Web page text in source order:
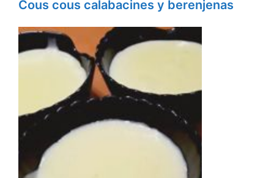
Cous cous calabacines y berenjenas